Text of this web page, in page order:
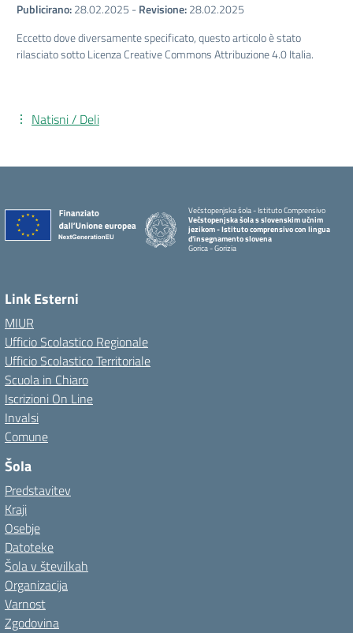
Publicirano:28.02.2025 -Revisione:28.02.2025
Eccetto dove diversamente specificato, questo articolo è stato
rilasciato sotto Licenza Creative Commons Attribuzione 4.0 Italia.
Natisni / Deli
Večstopenjska šola - Istituto Comprensivo
Večstopenjska šola s slovenskim učnim
jezikom - Istituto comprensivo con lingua
d'insegnamento slovena
Gorica - Gorizia
Link Esterni
MIUR
Ufficio Scolastico Regionale
Ufficio Scolastico Territoriale
Scuola in Chiaro
Iscrizioni On Line
Invalsi
Comune
Šola
Predstavitev
Kraji
Osebje
Datoteke
Šola v številkah
Organizacija
Varnost
Zgodovina